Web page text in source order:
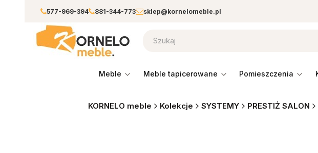
577-969-394 881-344-773 sklep@kornelomeble.pl
meble meble tapicerowane pomieszczenia
KORNELO meble Kolekcje SYSTEMY PRESTIŻ SALON